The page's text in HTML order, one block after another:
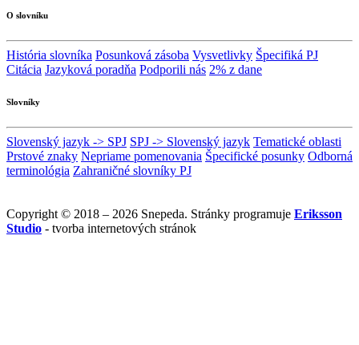
O slovníku
História slovníka Posunková zásoba Vysvetlivky Špecifiká PJ
Citácia Jazyková poradňa Podporili nás 2% z dane
Slovníky
Slovenský jazyk -> SPJ SPJ -> Slovenský jazyk Tematické oblasti
Prstové znaky Nepriame pomenovania Špecifické posunky Odborná
terminológia Zahraničné slovníky PJ
Copyright © 2018 – 2026 Snepeda. Stránky programuje Eriksson
Studio - tvorba internetových stránok